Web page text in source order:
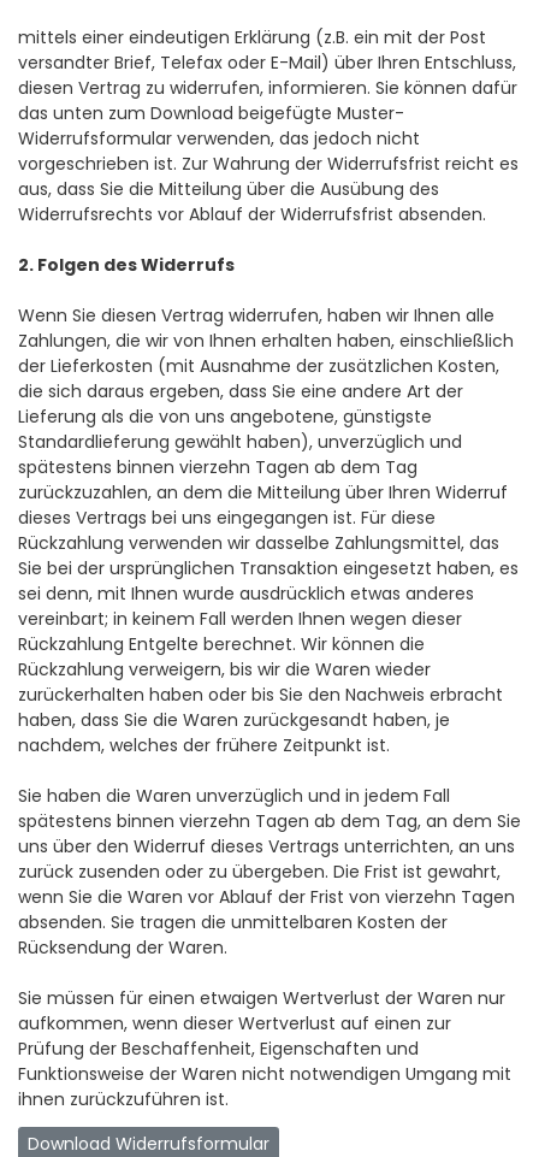
mittels einer eindeutigen Erklärung (z.B. ein mit der Post
versandter Brief, Telefax oder E-Mail) über Ihren Entschluss,
diesen Vertrag zu widerrufen, informieren. Sie können dafür
das unten zum Download beigefügte Muster-
Widerrufsformular verwenden, das jedoch nicht
vorgeschrieben ist. Zur Wahrung der Widerrufsfrist reicht es
aus, dass Sie die Mitteilung über die Ausübung des
Widerrufsrechts vor Ablauf der Widerrufsfrist absenden.
2. Folgen des Widerrufs
Wenn Sie diesen Vertrag widerrufen, haben wir Ihnen alle
Zahlungen, die wir von Ihnen erhalten haben, einschließlich
der Lieferkosten (mit Ausnahme der zusätzlichen Kosten,
die sich daraus ergeben, dass Sie eine andere Art der
Lieferung als die von uns angebotene, günstigste
Standardlieferung gewählt haben), unverzüglich und
spätestens binnen vierzehn Tagen ab dem Tag
zurückzuzahlen, an dem die Mitteilung über Ihren Widerruf
dieses Vertrags bei uns eingegangen ist. Für diese
Rückzahlung verwenden wir dasselbe Zahlungsmittel, das
Sie bei der ursprünglichen Transaktion eingesetzt haben, es
sei denn, mit Ihnen wurde ausdrücklich etwas anderes
vereinbart; in keinem Fall werden Ihnen wegen dieser
Rückzahlung Entgelte berechnet. Wir können die
Rückzahlung verweigern, bis wir die Waren wieder
zurückerhalten haben oder bis Sie den Nachweis erbracht
haben, dass Sie die Waren zurückgesandt haben, je
nachdem, welches der frühere Zeitpunkt ist.
Sie haben die Waren unverzüglich und in jedem Fall
spätestens binnen vierzehn Tagen ab dem Tag, an dem Sie
uns über den Widerruf dieses Vertrags unterrichten, an uns
zurück zusenden oder zu übergeben. Die Frist ist gewahrt,
wenn Sie die Waren vor Ablauf der Frist von vierzehn Tagen
absenden. Sie tragen die unmittelbaren Kosten der
Rücksendung der Waren.
Sie müssen für einen etwaigen Wertverlust der Waren nur
aufkommen, wenn dieser Wertverlust auf einen zur
Prüfung der Beschaffenheit, Eigenschaften und
Funktionsweise der Waren nicht notwendigen Umgang mit
ihnen zurückzuführen ist.
Download Widerrufsformular